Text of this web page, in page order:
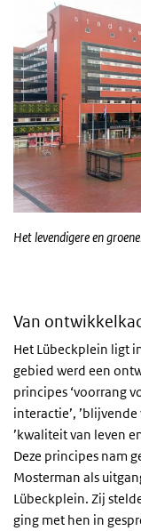
Het levendigere en
Van
Het Lübeckplein ligt
gebied werd een
principes ‘voorrang
interactie’,
’kwaliteit van leven
Deze principes nam
Mosterman als
Lübeckplein. Zij
ging met hen in